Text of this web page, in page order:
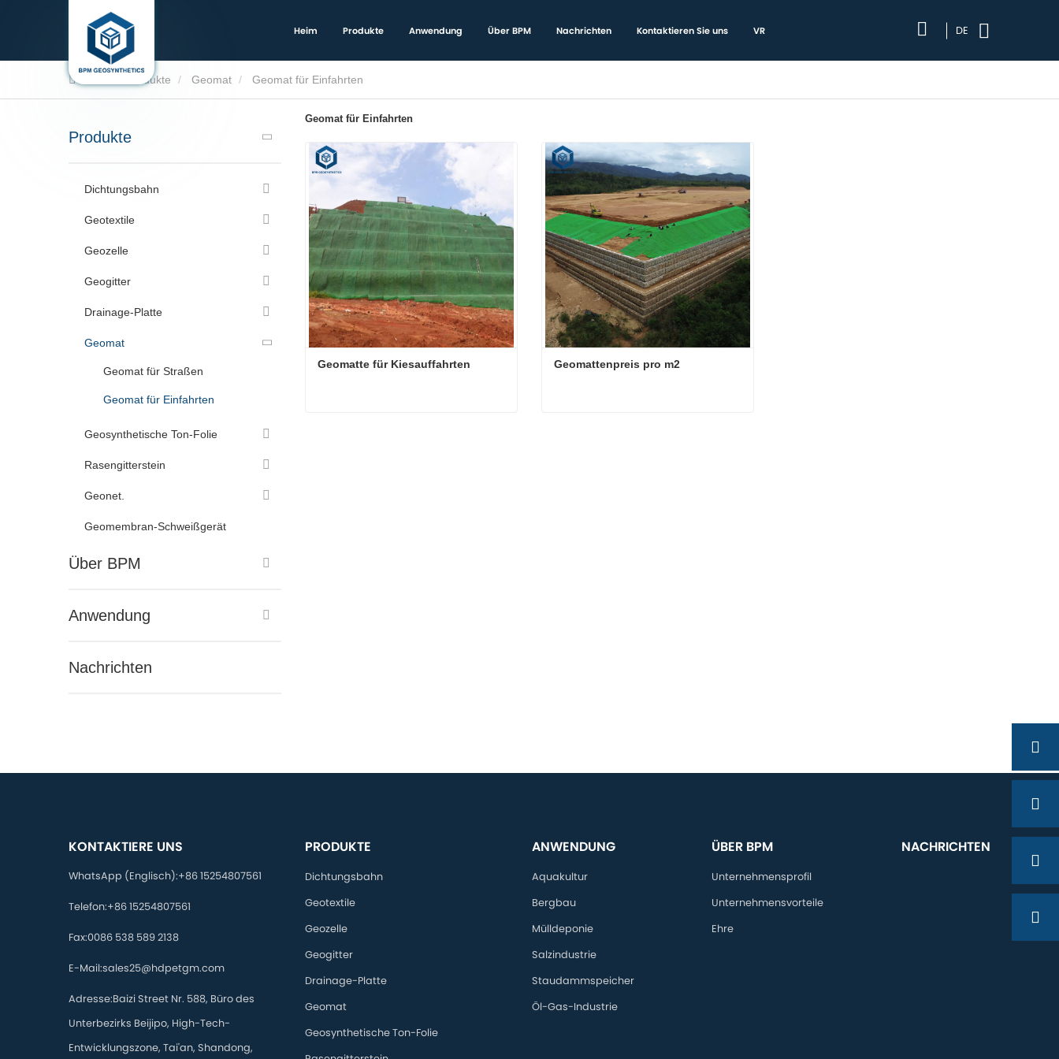
Heim Produkte Anwendung Über BPM Nachrichten Kontaktieren Sie uns VR DE
Produkte Geomat Geomat für Einfahrten
Produkte
Dichtungsbahn
Geotextile
Geozelle
Geogitter
Drainage-Platte
Geomat
Geomat für Straßen
Geomat für Einfahrten
Geosynthetische Ton-Folie
Rasengitterstein
Geonet.
Geomembran-Schweißgerät
Über BPM
Anwendung
Nachrichten
Geomat für Einfahrten
Geomatte für Kiesauffahrten Geomattenpreis pro m2
KONTAKTIERE UNS
WhatsApp (Englisch):+86 15254807561
Telefon:+86 15254807561
Fax:0086 538 589 2138
E-Mail:sales25@hdpetgm.com
Adresse:Baizi Street Nr. 588, Büro des
Unterbezirks Beijipo, High-Tech-
Entwicklungszone, Tai'an, Shandong,
PRODUKTE
Dichtungsbahn
Geotextile
Geozelle
Geogitter
Drainage-Platte
Geomat
Geosynthetische Ton-Folie
ANWENDUNG
Aquakultur
Bergbau
Mülldeponie
Salzindustrie
Staudammspeicher
Öl-Gas-Industrie
ÜBER BPM
Unternehmensprofil
Unternehmensvorteile
Ehre
NACHRICHTEN